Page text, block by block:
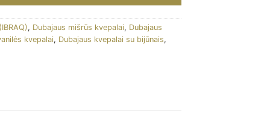
, Dubajaus mišrūs kvepalai, Dubajaus
kvepalai, Dubajaus kvepalai su bijūnais,